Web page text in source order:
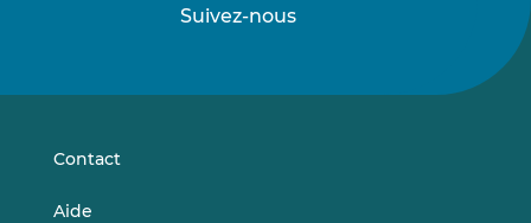
Suivez-nous
sursur
Contact
Aide